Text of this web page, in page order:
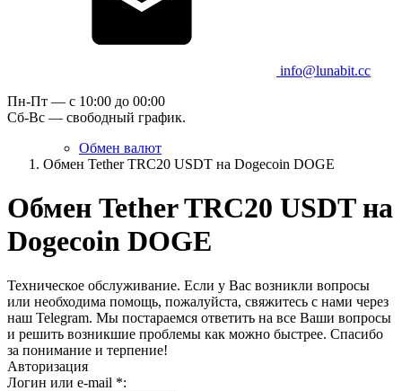
info@lunabit.cc
Пн-Пт — c 10:00 до 00:00
Сб-Вс — свободный график.
Обмен валют
Обмен Tether TRC20 USDT на Dogecoin DOGE
Обмен Tether TRC20 USDT на
Dogecoin DOGE
Техническое обслуживание. Если у Вас возникли вопросы
или необходима помощь, пожалуйста, свяжитесь с нами через
наш Telegram. Мы постараемся ответить на все Ваши вопросы
и решить возникшие проблемы как можно быстрее. Спасибо
за понимание и терпение!
Авторизация
Логин или e-mail *: